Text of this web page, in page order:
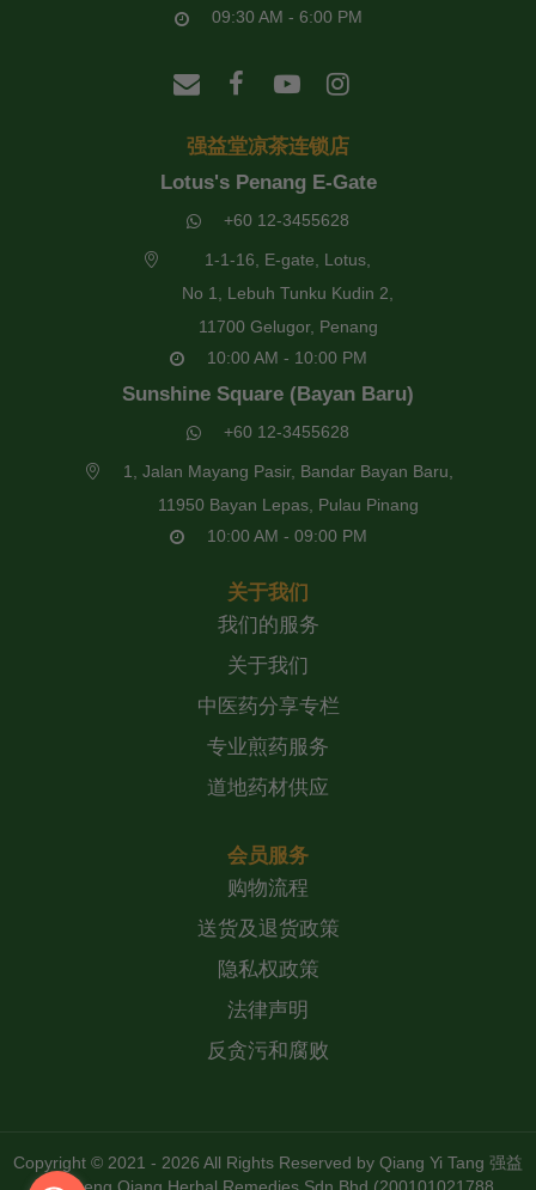
09:30 AM - 6:00 PM
强益堂凉茶连锁店
Lotus's Penang E-Gate
+60 12-3455628
1-1-16, E-gate, Lotus,
No 1, Lebuh Tunku Kudin 2,
11700 Gelugor, Penang
10:00 AM - 10:00 PM
Sunshine Square (Bayan Baru)
+60 12-3455628
1, Jalan Mayang Pasir, Bandar Bayan Baru,
11950 Bayan Lepas, Pulau Pinang
10:00 AM - 09:00 PM
关于我们
我们的服务
关于我们
中医药分享专栏
专业煎药服务
道地药材供应
会员服务
购物流程
送货及退货政策
隐私权政策
法律声明
反贪污和腐败
Copyright © 2021 - 2026 All Rights Reserved by Qiang Yi Tang 强益